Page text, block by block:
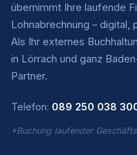
übernimmt Ihre laufende
Lohnabrechnung – digital,
Als Ihr externes
in Lörrach und ganz
Partner.
Telefon: 089 250 038
*Buchung laufender